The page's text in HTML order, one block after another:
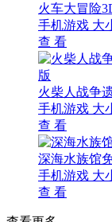
火车大冒险
手机游戏 大
查 看
火柴人战争
手机游戏 大
查 看
深海水族馆
手机游戏 大
查 看